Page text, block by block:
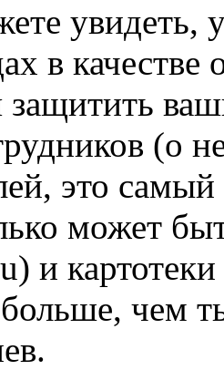
увидеть,
в качестве
(о
это
может
и
чем